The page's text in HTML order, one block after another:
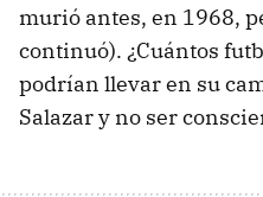
murió antes, en 1968,
continuó). ¿Cuántos
podrían llevar en su
Salazar y no ser